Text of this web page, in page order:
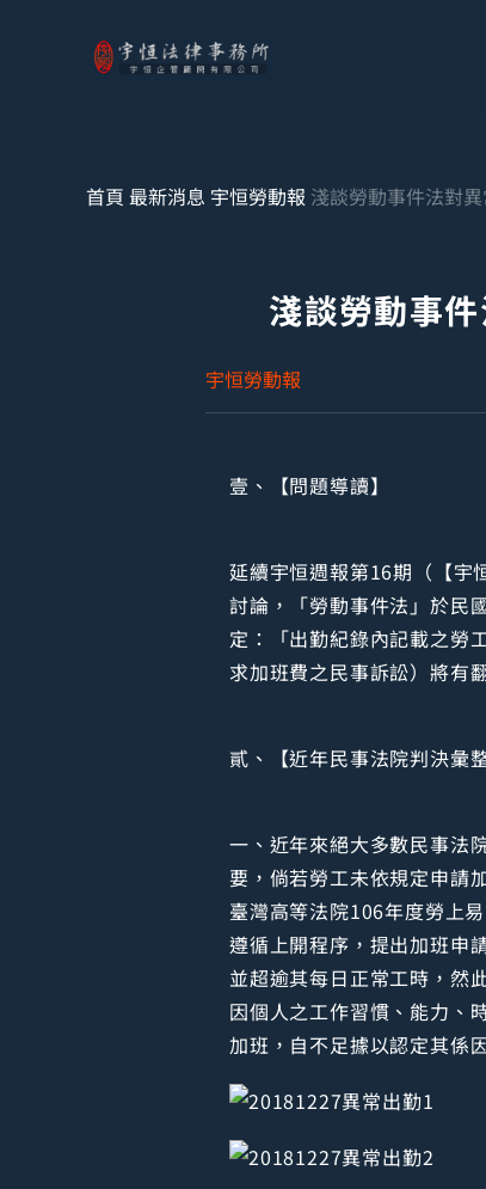
首頁 最新消息 宇恒勞動報 淺談勞動事件法對
淺談勞動事
宇恒勞動報
壹、【問題導讀】
延續宇恒週報第16期（【宇
討論，「勞動事件法」於民
定：「出勤紀錄內記載之勞
求加班費之民事訴訟）將有
貳、【近年民事法院判決彙整
一、近年來絕大多數民事法
要，倘若勞工未依規定申請
臺灣高等法院106年度勞上
遵循上開程序，提出加班申
並超逾其每日正常工時，然
因個人之工作習慣、能力、
加班，自不足據以認定其係